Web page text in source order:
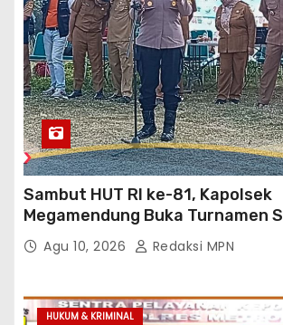
Sambut HUT RI ke-81, Kapolsek
Megamendung Buka Turnamen
Muspika Cup 2026
Agu 10, 2026 Redaksi MPN
HUKUM & KRIMINAL